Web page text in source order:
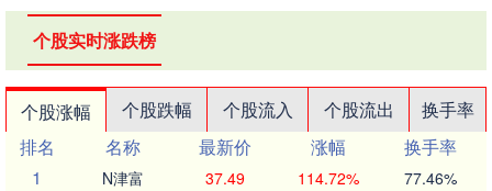
个股实时涨跌榜
个股涨幅 个股跌幅 个股流入 个股流出
换手率
排名
名称 最新价 涨幅
换手率
1
N津富 37.49 114.72% 77.46%